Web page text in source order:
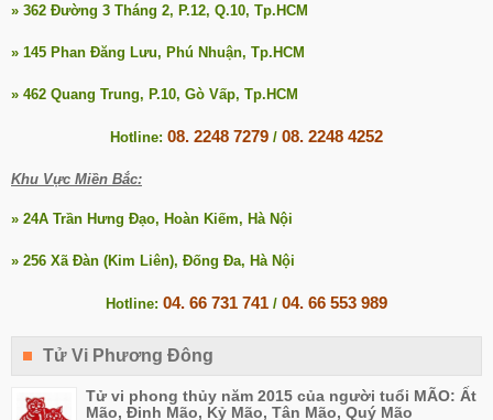
» 362 Đường 3 Tháng 2, P.12, Q.10, Tp.HCM
» 145 Phan Đăng Lưu, Phú Nhuận, Tp.HCM
» 462 Quang Trung, P.10, Gò Vấp, Tp.HCM
Hotline: 08. 2248 7279 / 08. 2248 4252
Khu Vực Miền Bắc:
» 24A Trần Hưng Đạo, Hoàn Kiếm, Hà Nội
» 256 Xã Đàn (Kim Liên), Đống Đa, Hà Nội
Hotline: 04. 66 731 741 / 04. 66 553 989
Tử Vi Phương Đông
Tử vi phong thủy năm 2015 của người tuổi MÃO: Ất
Mão, Đinh Mão, Kỷ Mão, Tân Mão, Quý Mão